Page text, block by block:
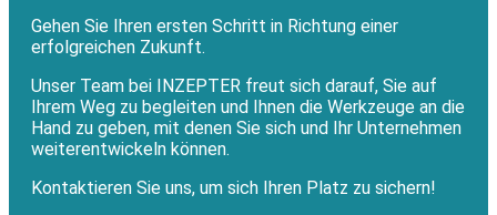
Gehen Sie Ihren ersten Schritt in Richtung einer
erfolgreichen Zukunft.
Unser Team bei INZEPTER freut sich darauf, Sie auf
Ihrem Weg zu begleiten und Ihnen die Werkzeuge an die
Hand zu geben, mit denen Sie sich und Ihr Unternehmen
weiterentwickeln können.
Kontaktieren Sie uns, um sich Ihren Platz zu sichern!